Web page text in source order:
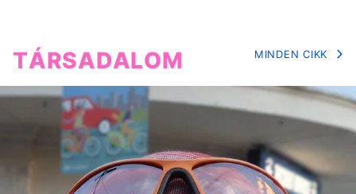
TÁRSADALOM MINDEN CIKK